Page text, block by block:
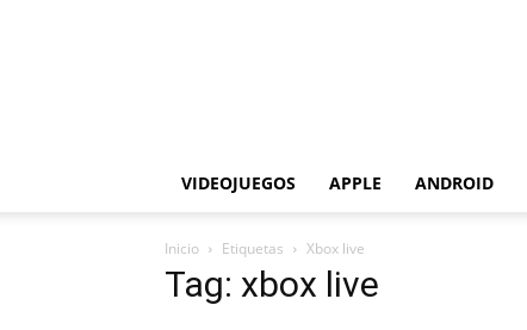
VIDEOJUEGOS APPLE ANDROID
Inicio Etiquetas Xbox live
Tag: xbox live